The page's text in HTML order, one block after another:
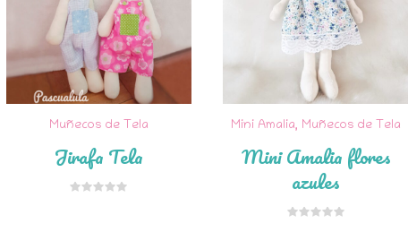
Muñecos de Tela
Jirafa Tela
Mini Amalia, Muñecos de Tela
Mini Amalia flores
azules